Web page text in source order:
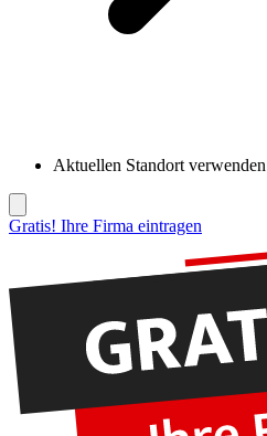
Aktuellen Standort verwenden
Gratis! Ihre Firma eintragen